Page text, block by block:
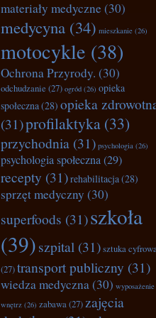
materiały medyczne (30)
medycyna (34) mieszkanie (26)
motocykle (38)
Ochrona Przyrody. (30)
odchudzanie (27) ogród (26) opieka
społeczna(28) opieka
(31)profilaktyka (33)
przychodnia (31) psychologia (26)
psychologia społeczna(29)
recepty (31)rehabilitacja(28)
sprzęt medyczny (30)
superfoods (31)szkoła
(39)szpital (31)sztuka
(27)transport publiczny (31)
wiedza medyczna(30) wyposażenie
wnętrz (26) zabawa(27) zajęcia